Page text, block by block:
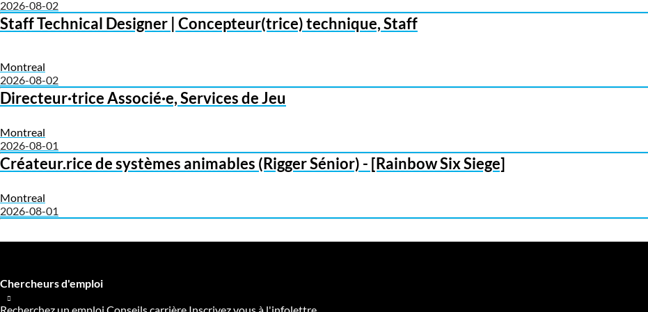
2026-08-02
Staff Technical Designer | Concepteur(trice) technique, Staff
Montreal
2026-08-02
Directeur·trice Associé·e, Services de Jeu
Montreal
2026-08-01
Créateur.rice de systèmes animables (Rigger Sénior) - [Rainbow Six Siege]
Montreal
2026-08-01
Chercheurs d'emploi